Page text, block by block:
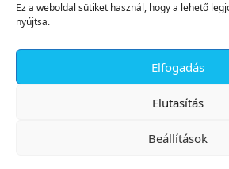
Ez a weboldal sütiket használ, hogy a lehető
nyújtsa.
Elfogadás
Elutasítás
Beállítások